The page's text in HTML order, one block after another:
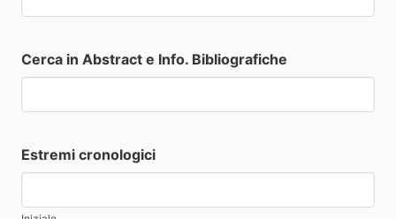
Cerca in Abstract e Info. Bibliografiche
Estremi cronologici